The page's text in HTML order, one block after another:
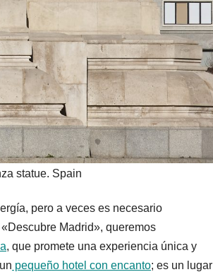
statue. Spain
pero a veces es necesario
Madrid», queremos
, que promete una experiencia única y
pequeño hotel con encanto; es un lugar